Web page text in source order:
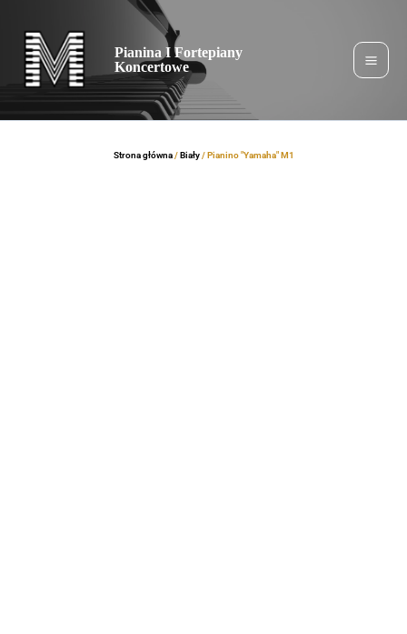
treści
Pianina I Fortepiany
Koncertowe
Strona główna/Biały/ Pianino "Yamaha" M1